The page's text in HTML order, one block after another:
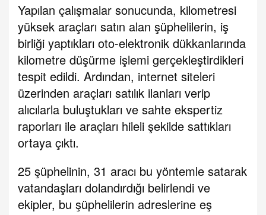
Yapılan çalışmalar sonucunda, kilometresi
yüksek araçları satın alan şüphelilerin, iş
birliği yaptıkları oto-elektronik dükkanlarında
kilometre düşürme işlemi gerçekleştirdikleri
tespit edildi. Ardından, internet siteleri
üzerinden araçları satılık ilanları verip
alıcılarla buluştukları ve sahte ekspertiz
raporları ile araçları hileli şekilde sattıkları
ortaya çıktı.
25 şüphelinin, 31 aracı bu yöntemle satarak
vatandaşları dolandırdığı belirlendi ve
ekipler, bu şüphelilerin adreslerine eş